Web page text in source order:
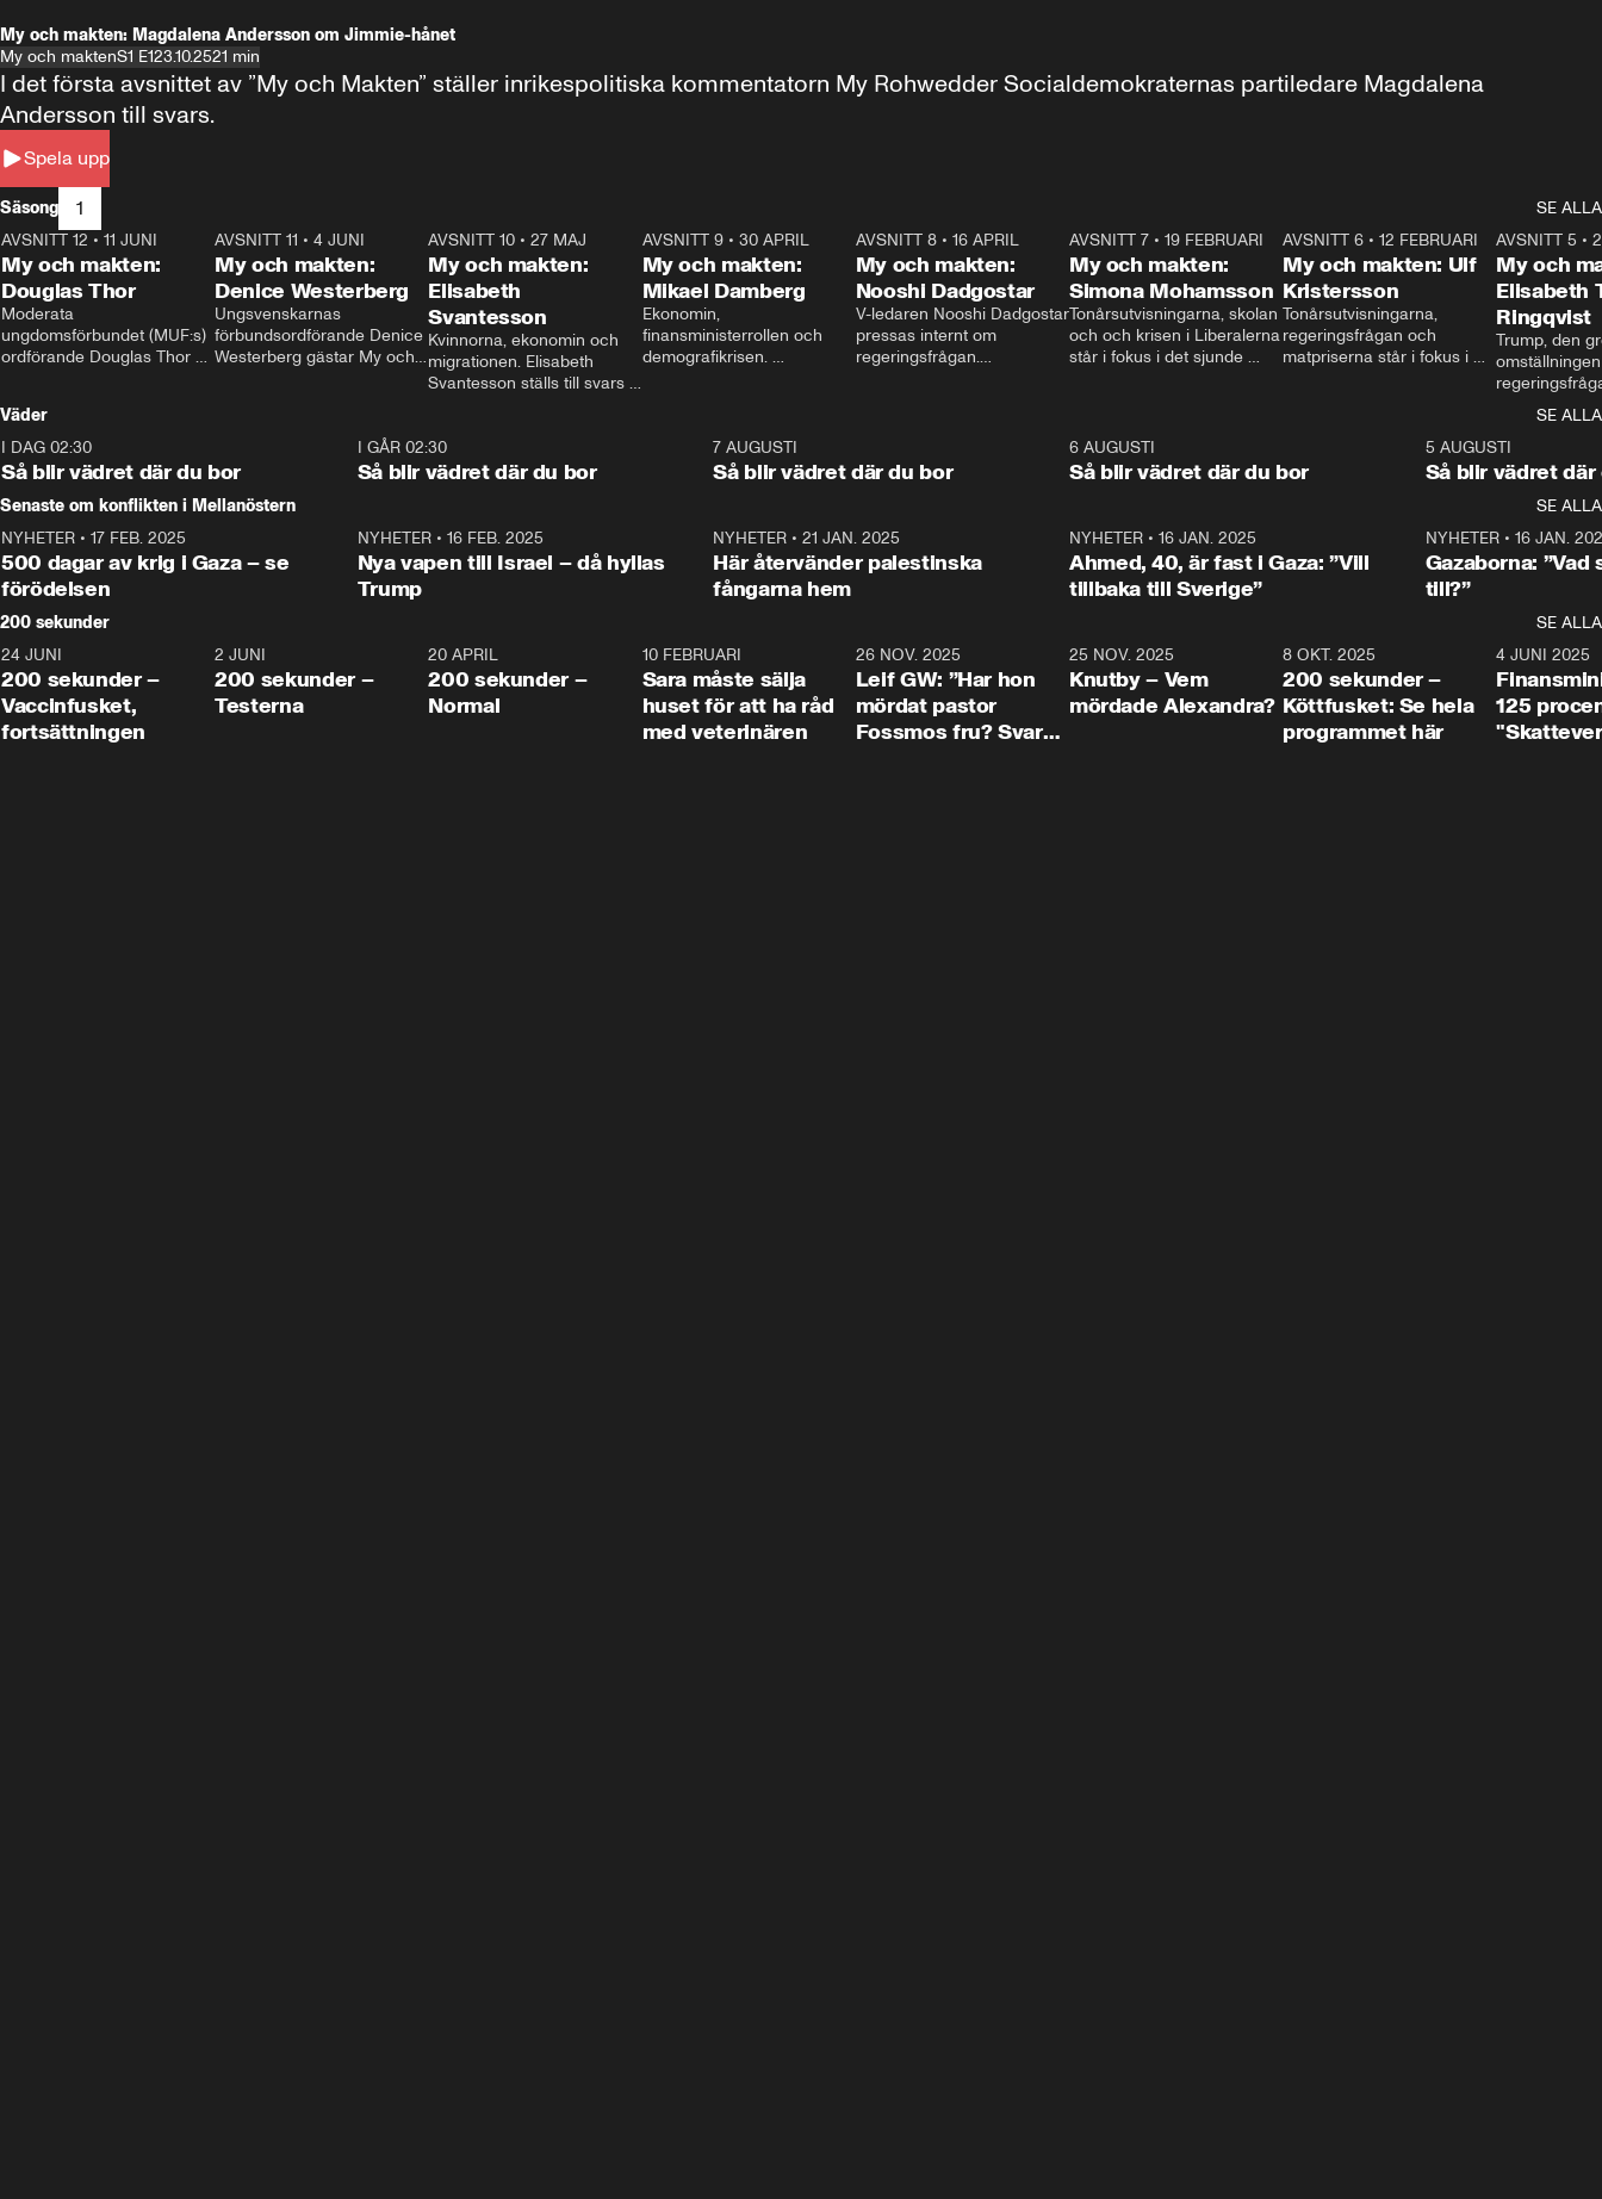
My och makten: Magdalena Andersson om Jimmie-hånet
My och maktenS1 E123.10.2521 min
Spela upp
I det första avsnittet av ”My och Makten” ställer inrikespolitiska kommentatorn My Rohwedder Socialdemokraternas partiledare Magdalena
Andersson till svars.
Säsong 1
SE ALLA
26:27
AVSNITT 12 • 11 JUNI
My och makten:
Douglas Thor
Moderata
ungdomsförbundet (MUF:s)
ordförande Douglas Thor
tonårsutvisningarna och hur
Moderaterna ska locka
väljare till valet i höst.
23:40
AVSNITT 11 •4 JUNI
My och makten:
Denice Westerberg
Ungsvenskarnas
förbundsordförande Denice
Westerberg gästar My och
AVSNITT 10 •27 MAJ
My och makten:
Elisabeth
Svantesson
Kvinnorna, ekonomin och
migrationen. Elisabeth
Svantesson ställs till svars
AVSNITT 9• 30 APRIL
My och makten:
Mikael Damberg
Ekonomin,
finansministerrollen och
demografikrisen.
och Makten.
AVSNITT 8• 16 APRIL
My och makten:
Nooshi Dadgostar
V-ledaren Nooshi Dadgostar
pressas internt om
regeringsfrågan.
– Vi ställer upp i val. Ska vi
vara med så sitter vi förstås
24:30
AVSNITT 7• 19 FEBRUARI
My och makten:
Simona Mohamsson
Tonårsutvisningarna, skolan
och och krisen i Liberalerna
står i fokus i det sjunde
kommentator My
Rohwedder ställer
utbildnings- och
Mohamsson till svars.
27:30
AVSNITT 6 •12 FEBRUARI
My och makten: Ulf
Kristersson
Tonårsutvisningarna,
regeringsfrågan och
matpriserna står i fokus i
Rohwedder ställer
statsminister Ulf Kristersson
AVSNITT 5 •
My och
Elisabeth
Ringqvist
Trump, den
centrum i
avsnittet av
Makten”. Se
Aftonbladets
Rohwedder
Thand Ring
Väder
SE ALLA
I DAG 02:30
Så blir vädret där du bor
1:06
I GÅR 02:30
Så blir vädret där du bor
7 AUGUSTI
Så blir vädret där du bor
6 AUGUSTI
Så blir vädret där du bor
5 AUGUSTI
Så blir vädret där
Senaste om konflikten i Mellanöstern
SE ALLA
NYHETER • 17 FEB. 2025
500 dagar av krig i Gaza – se
förödelsen
NYHETER• 16 FEB. 2025
Nya vapen till Israel – då hyllas
Trump
NYHETER •21 JAN. 2025
Här återvänder palestinska
fångarna hem
NYHETER• 16 JAN. 2025
Ahmed, 40, är fast i Gaza: ”Vill
tillbaka till Sverige”
NYHETER• 16 JAN.
Gazaborna:
till?”
200 sekunder
SE ALLA
5:00
24 JUNI
200 sekunder –
Vaccinfusket,
fortsättningen
4:23
2 JUNI
200 sekunder –
Testerna
20 APRIL
200 sekunder –
Normal
10 FEBRUARI
Sara måste sälja
huset för att ha råd
med veterinären
26 NOV. 2025
Leif GW: ”Har hon
mördat pastor
Fossmos fru? Svar
31:05
25 NOV. 2025
Knutby – Vem
mördade Alexandra?
4:29
8 OKT. 2025
200 sekunder –
Köttfusket: Se hela
programmet här
4 JUNI 2025
125